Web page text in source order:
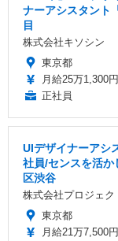
ナーアシスタント
目
株式会社キソシン
東京都
月給25万1,300
正社員
UIデザイナーアシ
社員/センスを活
区渋谷
株式会社プロジェク
東京都
月給21万7,500